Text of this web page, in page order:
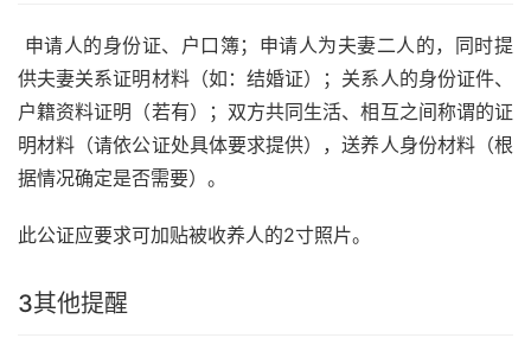
申请人的身份证、户口簿；申请人为夫妻二人的，同时提
供夫妻关系证明材料（如：结婚证）；关系人的身份证件、
户籍资料证明（若有）；双方共同生活、相互之间称谓的证
明材料（请依公证处具体要求提供），送养人身份材料（根
据情况确定是否需要）。
此公证应要求可加贴被收养人的2寸照片。
3其他提醒